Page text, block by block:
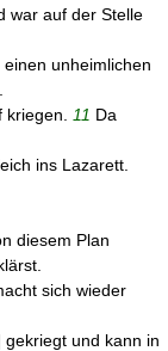
war auf der Stelle
einen unheimlichen
11 Da
ins Lazarett.
diesem Plan
sich wieder
gekriegt und kann in